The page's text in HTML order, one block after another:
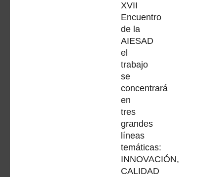
XVII
Encuentro
de la
AIESAD
el
trabajo
se
concentrará
en
tres
grandes
líneas
temáticas:
INNOVACIÓN,
CALIDAD